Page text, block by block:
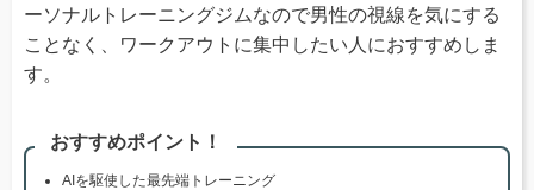
ーソナルトレーニングジムなので男性の視線を気にする
ことなく、ワークアウトに集中したい人におすすめしま
す。
おすすめポイント！
AIを駆使した最先端トレーニング